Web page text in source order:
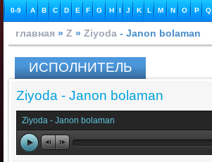
0-9 A B C D E F G H I J K L M N O P Q
главная » Z » Ziyoda - Janon bolaman
ИСПОЛНИТЕЛЬ
Ziyoda - Janon bolaman
Ziyoda - Janon bolaman